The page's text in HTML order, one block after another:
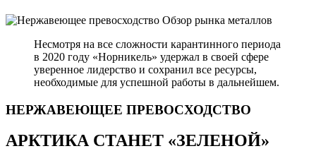
Обзор рынка металлов
Несмотря на все сложности карантинного периода
в 2020 году «Норникель» удержал в своей сфере
уверенное лидерство и сохранил все ресурсы,
необходимые для успешной работы в дальнейшем.
НЕРЖАВЕЮЩЕЕ ПРЕВОСХОДСТВО
АРКТИКА СТАНЕТ «ЗЕЛЕНОЙ»